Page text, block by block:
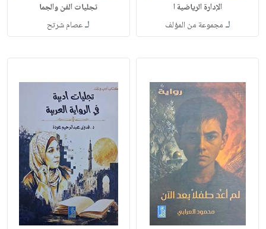
الإدارة الرياضية ا
لـ مجموعة من المؤلف
تجليات الفن والجما
لـعصام شرتح